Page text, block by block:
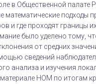
в Общественной палате
математические подходы
и где проходят границы
было уделено тому,
от средних
сведений
анализа и изучения
НОМ по итогам